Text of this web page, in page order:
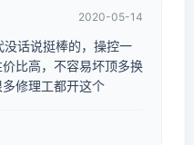
2020-05-14
话说挺棒的，操控一
比高，不容易坏顶多换
修理工都开这个